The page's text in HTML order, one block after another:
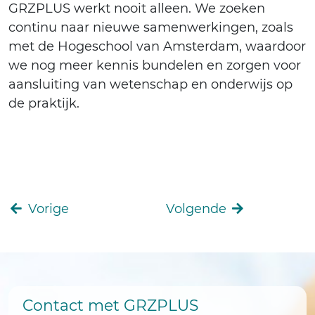
GRZPLUS werkt nooit alleen. We zoeken
continu naar nieuwe samenwerkingen, zoals
met de Hogeschool van Amsterdam, waardoor
we nog meer kennis bundelen en zorgen voor
aansluiting van wetenschap en onderwijs op
de praktijk.
Vorige Volgende
Contact met GRZPLUS